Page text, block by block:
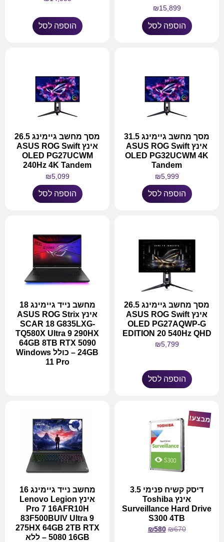
₪15,899
הוספה לסל הוספה לסל
מסך מחשב גיימינג 31.5
אינץ ASUS ROG Swift
OLED PG32UCWM 4K
Tandem
₪5,999
הוספה לסל
מסך מחשב גיימינג 26.5
אינץ ASUS ROG Swift
OLED PG27UCWM
240Hz 4K Tandem
₪5,099
הוספה לסל
מסך מחשב גיימינג 26.5
אינץ ASUS ROG Swift
OLED PG27AQWP-G
EDITION 20 540Hz QHD
₪5,799
הוספה לסל
מחשב נייד גיימינג 18
אינץ ASUS ROG Strix
SCAR 18 G835LXG-
TQ580X Ultra 9 290HX
64GB 8TB RTX 5090
24GB – כולל Windows
11 Pro
מבצע!
דיסק קשיח פנימי 3.5
אינץ Toshiba
Surveillance Hard Drive
S300 4TB
₪670
₪580
מחשב נייד גיימינג 16
אינץ Lenovo Legion
Pro 7 16AFR10H
83F500BUIV Ultra 9
275HX 64GB 2TB RTX
5080 16GB – ללא